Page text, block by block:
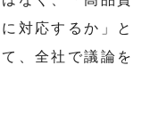
対応するか」と
、全社で議論を